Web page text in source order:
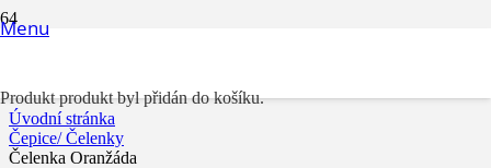
Menu
Produktprodukt byl přidán do košíku.
Úvodní stránka
Čepice/ Čelenky
Čelenka Oranžáda